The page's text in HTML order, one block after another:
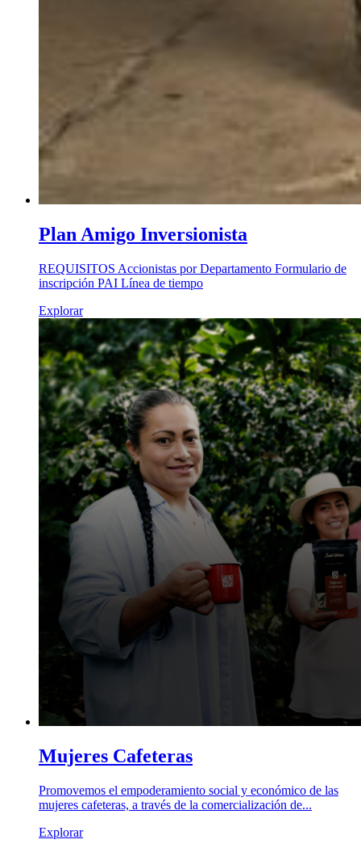
Plan Amigo Inversionista
REQUISITOS Accionistas por Departamento Formulario de
inscripción PAI Línea de tiempo
Explorar
Mujeres Cafeteras
Promovemos el empoderamiento social y económico de las
mujeres cafeteras, a través de la comercialización de...
Explorar